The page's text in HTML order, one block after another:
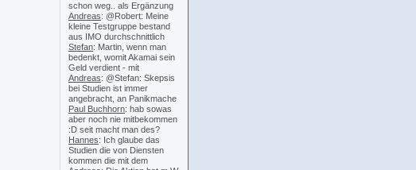
schon weg.. als Ergänzung
Andreas: @Robert: Meine
kleine Testgruppe bestand
aus IMO durchschnittlich
Stefan: Martin, wenn man
bedenkt, womit Akamai sein
Geld verdient - mit
Andreas: @Stefan: Skepsis
bei Studien ist immer
angebracht, an Panikmache
Paul Buchhorn: hab sowas
aber noch nie mitbekommen
:D seit macht man des?
Hannes: Ich glaube das
Studien die von Diensten
kommen die mit dem